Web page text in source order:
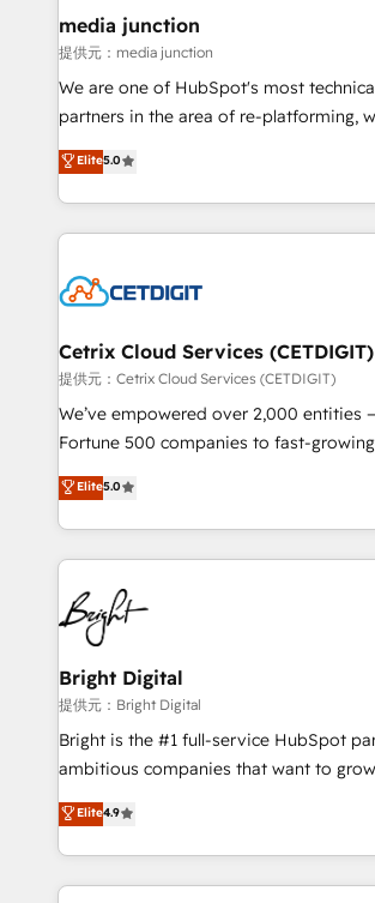
Mexico, USA, and Portugal—we've
hundred successful operations. Our approach,
rooted in RevOps principles, integrates
training, planning, and qualification.
inbound marketing tactics, we focus on
understanding, nurturing, and converting
competitive market.
media junction
提供元：media junction
We are one of HubSpot's most
partners in the area of re-platforming,
design & development. We specialize in
implementations for mid-market &
companies. We are woman-owned, powered by
coffee, and we ❤️ dogs. We produce award-winning
Impact Award 🏆2022 Technical
Award 🏆2020 Elite Solutions Partner
Integrations HubSpot Impact Award
Marketing Enablement HubSpot Impact
2018 Website Design HubSpot Impact
Growth-Driven Design Agency of the
Sales Enablement HubSpot Impact
HubSpot COS Performance Award
COS Design Award 🏆2013 HubSpot
Partner 📆Founded in 1997
Elite5.0
Cetrix Cloud Services (CETDIGIT)
提供元：Cetrix Cloud Services (CETDIGIT)
We’ve empowered over 2,000 entities
Fortune 500 companies to fast-
and nonprofits — to streamline
revenue, and unlock the full potential of
With deep technical and industry
automation, integration, and AI
lasting impact. We specialize in: • Turnkey and end-
to-end HubSpot implementations •
Sales, Service, Marketing & Content
and chat agents, predictive automation,
workflows • Salesforce + HubSpot
RevOps and AI-driven sales enablement
design and CMS development • ERP
and CRM migration from any platform •
Client/member portals built on HubSpot
Elite5.0
Bright Digital
提供元：Bright Digital
Bright is the #1 full-service HubSpot
ambitious companies that want to
From HubSpot onboarding, to training,
developing a new website to lead
digital marketing; we do it all (and with
results)! In short, our services include: - HubSpot
Elite4.9